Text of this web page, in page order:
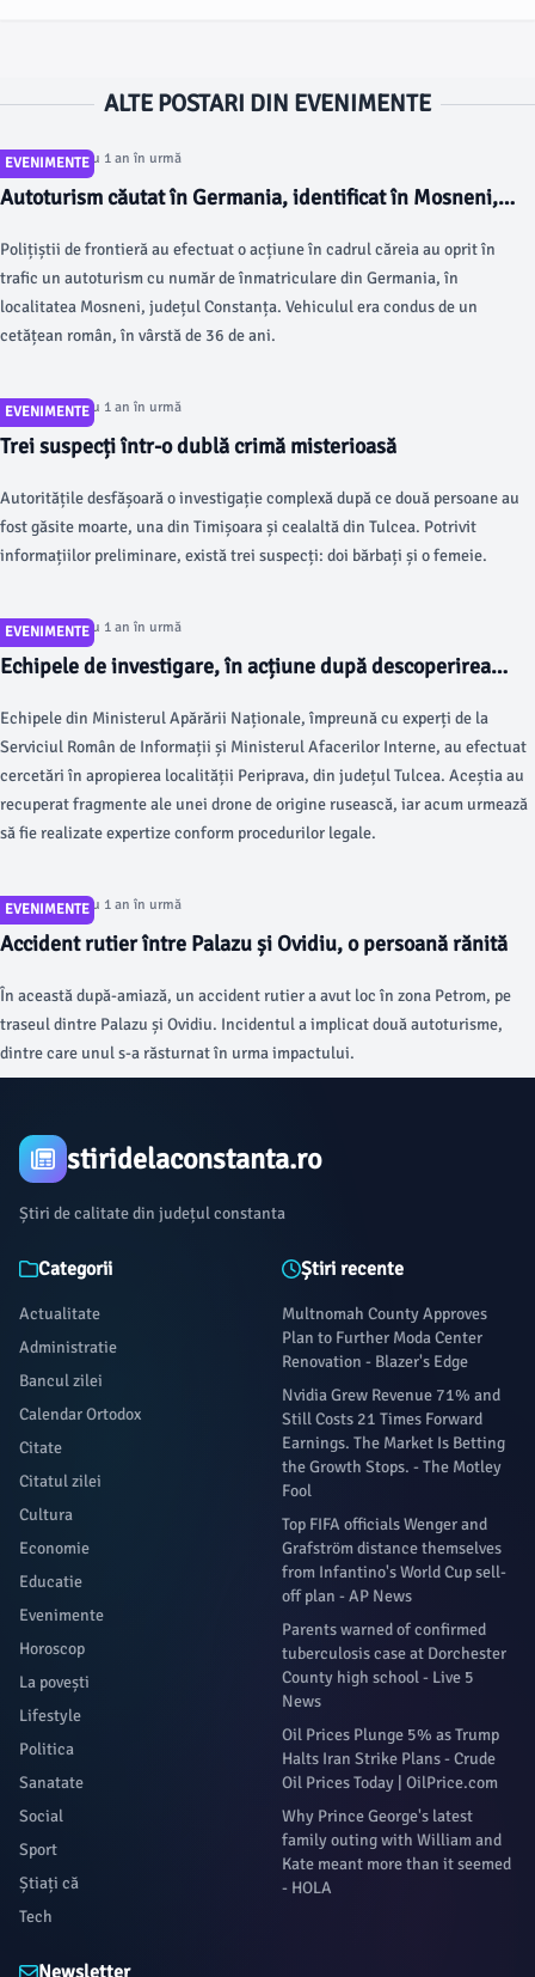
ALTE POSTARI DIN EVENIMENTE
EVENIMENTE
Articol postat cu 1 an în urmă
Autoturism căutat în Germania, identificat în Mosneni,
Polițiștii de frontieră au efectuat o acțiune în cadrul căreia au oprit în
trafic un autoturism cu număr de înmatriculare din Germania, în
localitatea Mosneni, județul Constanța. Vehiculul era condus de un
cetățean român, în vârstă de 36 de ani.
EVENIMENTE
Articol postat cu 1 an în urmă
Trei suspecți într-o dublă crimă misterioasă
Autoritățile desfășoară o investigație complexă după ce două persoane au
fost găsite moarte, una din Timișoara și cealaltă din Tulcea. Potrivit
informațiilor preliminare, există trei suspecți: doi bărbați și o femeie.
EVENIMENTE
Articol postat cu 1 an în urmă
Echipele de investigare, în acțiune după descoperirea
Echipele din Ministerul Apărării Naționale, împreună cu experți de la
Serviciul Român de Informații și Ministerul Afacerilor Interne, au efectuat
cercetări în apropierea localității Periprava, din județul Tulcea. Aceștia au
recuperat fragmente ale unei drone de origine rusească, iar acum urmează
să fie realizate expertize conform procedurilor legale.
EVENIMENTE
Articol postat cu 1 an în urmă
Accident rutier între Palazu și Ovidiu, o persoană rănită
În această după-amiază, un accident rutier a avut loc în zona Petrom, pe
traseul dintre Palazu și Ovidiu. Incidentul a implicat două autoturisme,
dintre care unul s-a răsturnat în urma impactului.
stiridelaconstanta.ro
Știri de calitate din județul constanta
Categorii
Actualitate
Administratie
Bancul zilei
Calendar Ortodox
Citate
Citatul zilei
Cultura
Economie
Educatie
Evenimente
Horoscop
La povești
Lifestyle
Politica
Sanatate
Social
Sport
Știați că
Tech
Știri recente
Multnomah County Approves
Plan to Further Moda Center
Renovation - Blazer's Edge
Nvidia Grew Revenue 71% and
Still Costs 21 Times Forward
Earnings. The Market Is Betting
the Growth Stops. - The Motley
Fool
Top FIFA officials Wenger and
Grafström distance themselves
from Infantino's World Cup sell-
off plan - AP News
Parents warned of confirmed
tuberculosis case at Dorchester
County high school - Live 5
News
Oil Prices Plunge 5% as Trump
Halts Iran Strike Plans - Crude
Oil Prices Today | OilPrice.com
Why Prince George's latest
family outing with William and
Kate meant more than it seemed
- HOLA
Newsletter